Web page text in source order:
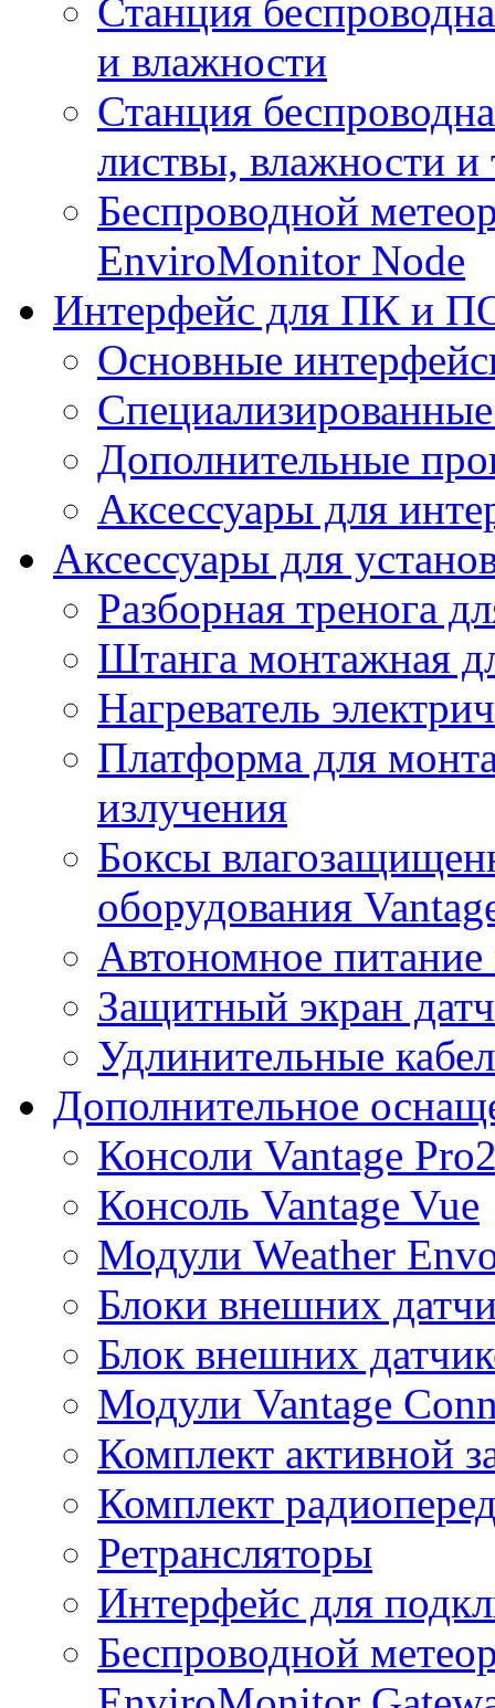
Станция
и влажности
Станция
листвы, влажности
Беспроводной
EnviroMonitor Node
Интерфейс для ПК и
Основные
Дополнительные
Аксессуары для
Аксессуары для
Разборная тренога
Штанга монтажная
Нагреватель
Платформа для
излучения
Боксы
оборудования
Автономное питание
Защитный экран
Удлинительные
Дополнительное
Консоли Vantage
Консоль Vantage Vue
Модули Weather
Блоки внешних
Блок внешних
Модули Vantage
Комплект активной
Комплект
Ретрансляторы
Интерфейс для
Беспроводной